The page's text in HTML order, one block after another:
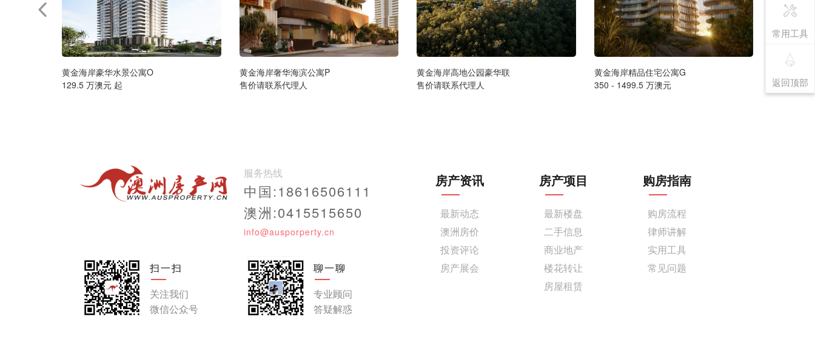
黄金海岸豪华水景公寓O
129.5 万澳元 起
黄金海岸奢华海滨公寓P
售价请联系代理人
黄金海岸高地公园豪华联
售价请联系代理人
黄金海岸精品住宅公寓G
350 - 1499.5 万澳元
售价请联
服务热线
中国:18616506111
澳洲:0415515650
info@ausporperty.cn
扫一扫
关注我们
微信公众号
聊一聊
专业顾问
答疑解惑
房产资讯
最新动态
澳洲房价
投资评论
房产展会
房产项目
最新楼盘
二手信息
商业地产
楼花转让
房屋租赁
购房指南
购房流程
律师讲解
实用工具
常见问题
常用工具
返回顶部